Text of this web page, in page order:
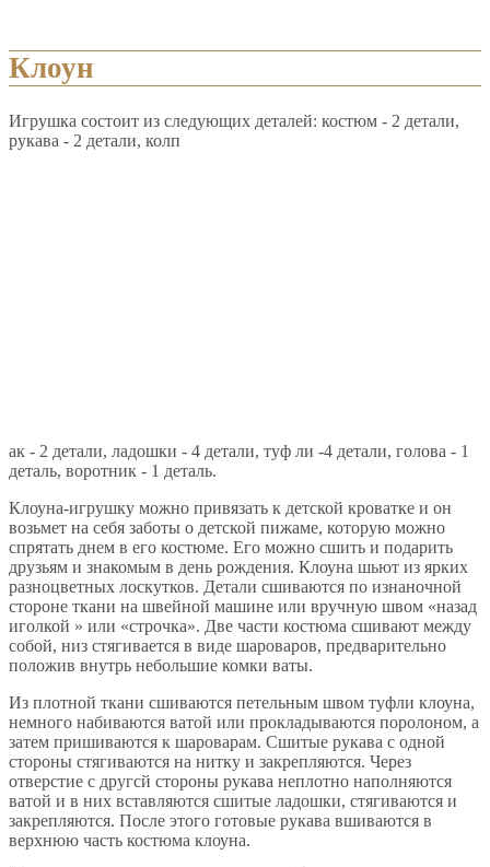
Клоун
Игрушка состоит из следующих деталей: костюм - 2 детали,
рукава - 2 детали, колп
ак - 2 детали, ладошки - 4 детали, туф ли -4 детали, голова - 1
деталь, воротник - 1 деталь.
Клоуна-игрушку можно привязать к детской кроватке и он
возьмет на себя заботы о детской пижаме, которую можно
спрятать днем в его костюме. Его можно сшить и подарить
друзьям и знакомым в день рождения. Клоуна шьют из ярких
разноцветных лоскутков. Детали сшиваются по изнаночной
стороне ткани на швейной машине или вручную швом «назад
иголкой » или «строчка». Две части костюма сшивают между
собой, низ стягивается в виде шароваров, предварительно
положив внутрь небольшие комки ваты.
Из плотной ткани сшиваются петельным швом туфли клоуна,
немного набиваются ватой или прокладываются поролоном, а
затем пришиваются к шароварам. Сшитые рукава с одной
стороны стягиваются на нитку и закрепляются. Через
отверстие с другсй стороны рукава неплотно наполняются
ватой и в них вставляются сшитые ладошки, стягиваются и
закрепляются. После этого готовые рукава вшиваются в
верхнюю часть костюма клоуна.